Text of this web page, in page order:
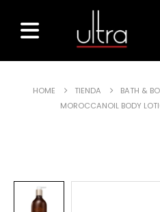
HOME TIENDA BATH &
MOROCCANOIL BODY